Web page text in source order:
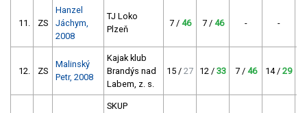
11. ZS
Hanzel
Jáchym,
2008
TJ Loko
Plzeň
7 / 46 7 / 46 - -
12. ZS
Malinský
Petr, 2008
Kajak klub
Brandýs nad
Labem, z. s.
15 / 27 12 / 33 7 / 46 14 / 29
SKUP